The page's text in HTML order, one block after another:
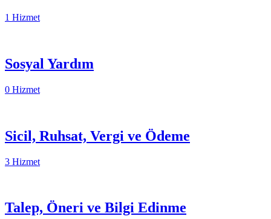
1 Hizmet
Sosyal Yardım
0 Hizmet
Sicil, Ruhsat, Vergi ve Ödeme
3 Hizmet
Talep, Öneri ve Bilgi Edinme